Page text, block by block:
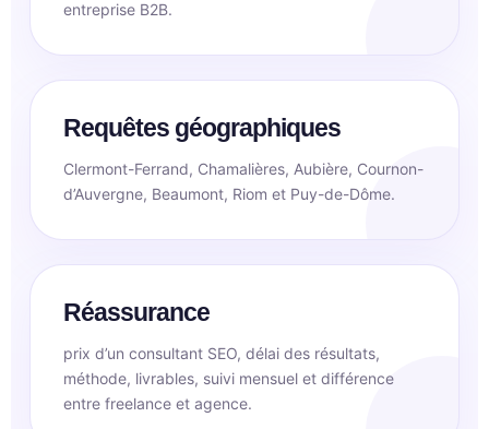
entreprise B2B.
Requêtes géographiques
Clermont-Ferrand, Chamalières, Aubière, Cournon-
d’Auvergne, Beaumont, Riom et Puy-de-Dôme.
Réassurance
prix d’un consultant SEO, délai des résultats,
méthode, livrables, suivi mensuel et différence
entre freelance et agence.